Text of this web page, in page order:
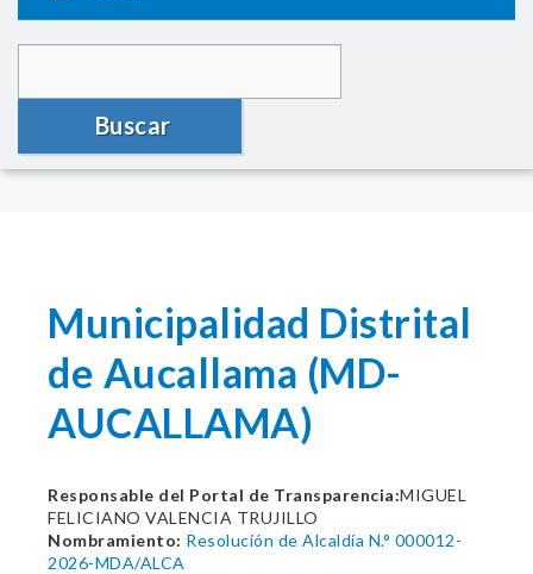
Buscar
Municipalidad Distrital
de Aucallama (MD-
AUCALLAMA)
Responsable del Portal de Transparencia:MIGUEL
FELICIANO VALENCIA TRUJILLO
Nombramiento: Resolución de Alcaldía N.° 000012-
2026-MDA/ALCA